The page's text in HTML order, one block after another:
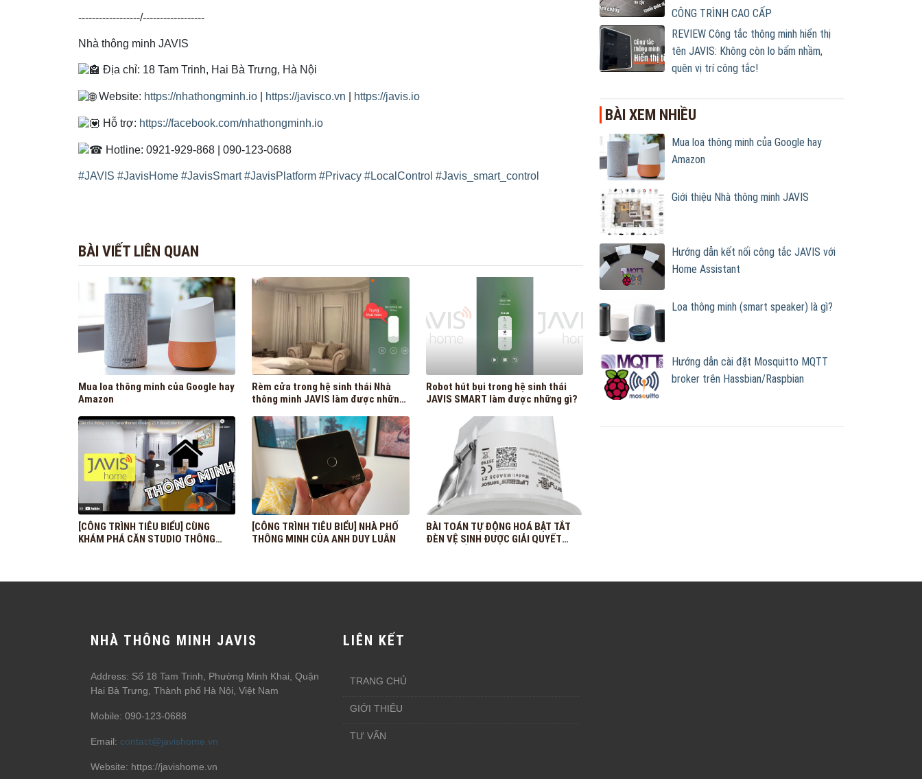
------------------/------------------
Nhà thông minh JAVIS
Địa chỉ: 18 Tam Trinh, Hai Bà Trưng, Hà Nội
Website: https://nhathongminh.io https://javisco.vn https://javis.io
Hỗ trợ: https://facebook.com/nhathongminh.io
Hotline: 0921-929-868 | 090-123-0688
#JAVIS #JavisHome #JavisSmart #JavisPlatform #Privacy #LocalControl #Javis_smart_control
BÀI VIẾT LIÊN QUAN
Mua loa thông minh của Google hay
Amazon
Rèm cửa trong hệ sinh thái Nhà
thông minh JAVIS làm được những
Robot hút bụi trong hệ sinh thái
JAVIS SMART làm được những gì?
[CÔNG TRÌNH TIÊU BIỂU] CÙNG
KHÁM PHÁ CĂN STUDIO THÔNG
[CÔNG TRÌNH TIÊU BIỂU] NHÀ PHỐ
THÔNG MINH CỦA ANH DUY LUÂN
BÀI TOÁN TỰ ĐỘNG HOÁ BẬT TẮT
ĐÈN VỆ SINH ĐƯỢC GIẢI QUYẾT
CÔNG TRÌNH CAO CẤP
REVIEW Công tắc thông minh hiển thị
tên JAVIS: Không còn lo bấm nhầm,
quên vị trí công tắc!
BÀI XEM NHIỀU
Mua loa thông minh của Google hay
Amazon
Giới thiệu Nhà thông minh JAVIS
Hướng dẫn kết nối công tắc JAVIS với
Home Assistant
Loa thông minh (smart speaker) là gì?
Hướng dẫn cài đặt Mosquitto MQTT
broker trên Hassbian/Raspbian
NHÀ THÔNG MINH JAVIS
Address: Số 18 Tam Trinh, Phường Minh Khai, Quận
Hai Bà Trưng, Thành phố Hà Nội, Việt Nam
Mobile: 090-123-0688
Email: contact@javishome.vn
Website: https://javishome.vn
LIÊN KẾT
TRANG CHỦ
GIỚI THIÊU
TƯ VẤN